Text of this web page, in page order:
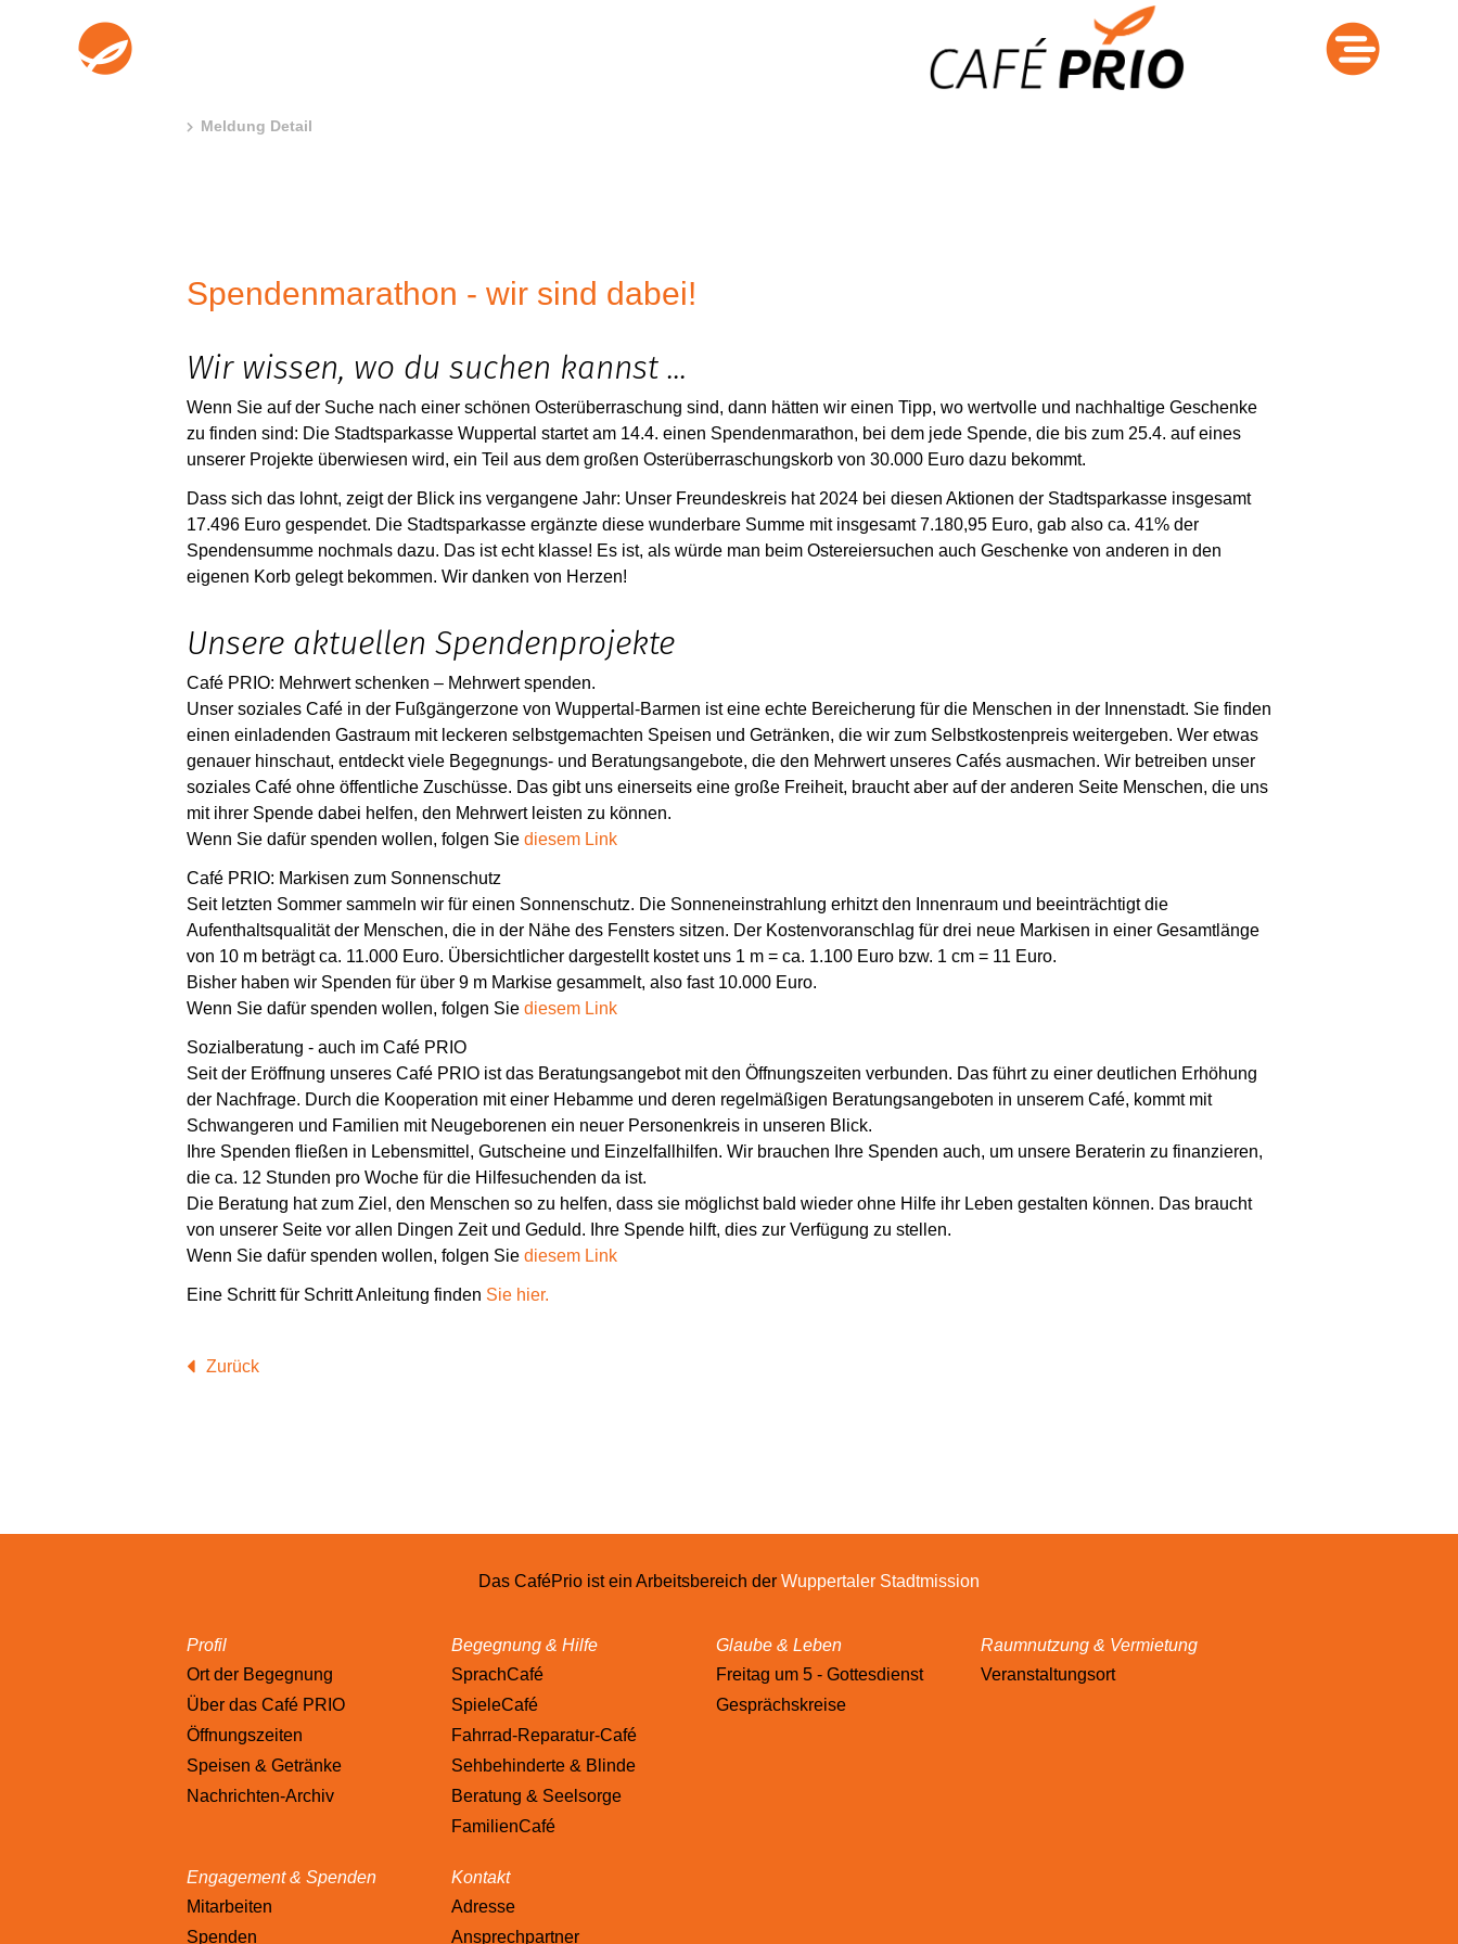
Meldung Detail
Spendenmarathon - wir sind dabei!
Wir wissen, wo du suchen kannst ...
Wenn Sie auf der Suche nach einer schönen Osterüberraschung sind, dann hätten wir einen Tipp, wo wertvolle und nachhaltige Geschenke
zu finden sind: Die Stadtsparkasse Wuppertal startet am 14.4. einen Spendenmarathon, bei dem jede Spende, die bis zum 25.4. auf eines
unserer Projekte überwiesen wird, ein Teil aus dem großen Osterüberraschungskorb von 30.000 Euro dazu bekommt.
Dass sich das lohnt, zeigt der Blick ins vergangene Jahr: Unser Freundeskreis hat 2024 bei diesen Aktionen der Stadtsparkasse insgesamt
17.496 Euro gespendet. Die Stadtsparkasse ergänzte diese wunderbare Summe mit insgesamt 7.180,95 Euro, gab also ca. 41% der
Spendensumme nochmals dazu. Das ist echt klasse! Es ist, als würde man beim Ostereiersuchen auch Geschenke von anderen in den
eigenen Korb gelegt bekommen. Wir danken von Herzen!
Unsere aktuellen Spendenprojekte
Café PRIO: Mehrwert schenken – Mehrwert spenden.
Unser soziales Café in der Fußgängerzone von Wuppertal-Barmen ist eine echte Bereicherung für die Menschen in der Innenstadt. Sie finden
einen einladenden Gastraum mit leckeren selbstgemachten Speisen und Getränken, die wir zum Selbstkostenpreis weitergeben. Wer etwas
genauer hinschaut, entdeckt viele Begegnungs- und Beratungsangebote, die den Mehrwert unseres Cafés ausmachen. Wir betreiben unser
soziales Café ohne öffentliche Zuschüsse. Das gibt uns einerseits eine große Freiheit, braucht aber auf der anderen Seite Menschen, die uns
mit ihrer Spende dabei helfen, den Mehrwert leisten zu können.
Wenn Sie dafür spenden wollen, folgen Sie diesem Link
Café PRIO: Markisen zum Sonnenschutz
Seit letzten Sommer sammeln wir für einen Sonnenschutz. Die Sonneneinstrahlung erhitzt den Innenraum und beeinträchtigt die
Aufenthaltsqualität der Menschen, die in der Nähe des Fensters sitzen. Der Kostenvoranschlag für drei neue Markisen in einer Gesamtlänge
von 10 m beträgt ca. 11.000 Euro. Übersichtlicher dargestellt kostet uns 1 m = ca. 1.100 Euro bzw. 1 cm = 11 Euro.
Bisher haben wir Spenden für über 9 m Markise gesammelt, also fast 10.000 Euro.
Wenn Sie dafür spenden wollen, folgen Sie diesem Link
Sozialberatung - auch im Café PRIO
Seit der Eröffnung unseres Café PRIO ist das Beratungsangebot mit den Öffnungszeiten verbunden. Das führt zu einer deutlichen Erhöhung
der Nachfrage. Durch die Kooperation mit einer Hebamme und deren regelmäßigen Beratungsangeboten in unserem Café, kommt mit
Schwangeren und Familien mit Neugeborenen ein neuer Personenkreis in unseren Blick.
Ihre Spenden fließen in Lebensmittel, Gutscheine und Einzelfallhilfen. Wir brauchen Ihre Spenden auch, um unsere Beraterin zu finanzieren,
die ca. 12 Stunden pro Woche für die Hilfesuchenden da ist.
Die Beratung hat zum Ziel, den Menschen so zu helfen, dass sie möglichst bald wieder ohne Hilfe ihr Leben gestalten können. Das braucht
von unserer Seite vor allen Dingen Zeit und Geduld. Ihre Spende hilft, dies zur Verfügung zu stellen.
Wenn Sie dafür spenden wollen, folgen Sie diesem Link
Eine Schritt für Schritt Anleitung finden Sie hier.
Zurück
Das CaféPrio ist ein Arbeitsbereich der Wuppertaler Stadtmission
Profil
Ort der Begegnung
Über das Café PRIO
Öffnungszeiten
Speisen & Getränke
Nachrichten-Archiv
Begegnung & Hilfe
SprachCafé
SpieleCafé
Fahrrad-Reparatur-Café
Sehbehinderte & Blinde
Beratung & Seelsorge
FamilienCafé
Glaube & Leben
Freitag um 5 - Gottesdienst
Gesprächskreise
Raumnutzung & Vermietung
Veranstaltungsort
Engagement & Spenden
Mitarbeiten
Spenden
Kontakt
Adresse
Ansprechpartner